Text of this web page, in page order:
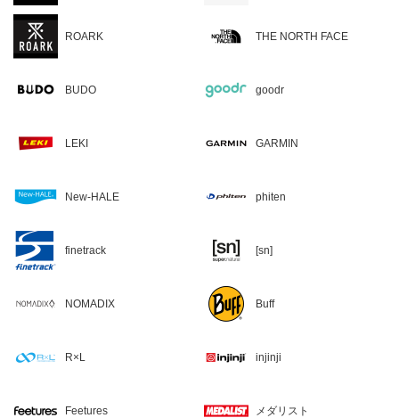
ROARK THE NORTH FACE
BUDO goodr
LEKI GARMIN
New-HALE phiten
finetrack [sn]
NOMADIX Buff
R×L injinji
Feetures メダリスト